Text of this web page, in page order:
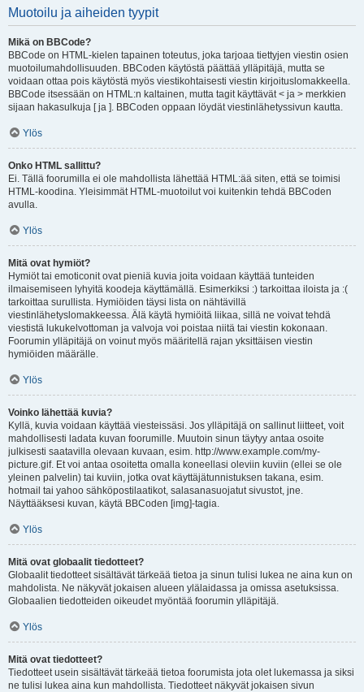
Muotoilu ja aiheiden tyypit
Mikä on BBCode?
BBCode on HTML-kielen tapainen toteutus, joka tarjoaa tiettyjen viestin osien
muotoilumahdollisuuden. BBCoden käytöstä päättää ylläpitäjä, mutta se
voidaan ottaa pois käytöstä myös viestikohtaisesti viestin kirjoituslomakkeella.
BBCode itsessään on HTML:n kaltainen, mutta tagit käyttävät < ja > merkkien
sijaan hakasulkuja [ ja ]. BBCoden oppaan löydät viestinlähetyssivun kautta.
Ylös
Onko HTML sallittu?
Ei. Tällä foorumilla ei ole mahdollista lähettää HTML:ää siten, että se toimisi
HTML-koodina. Yleisimmät HTML-muotoilut voi kuitenkin tehdä BBCoden
avulla.
Ylös
Mitä ovat hymiöt?
Hymiöt tai emoticonit ovat pieniä kuvia joita voidaan käyttää tunteiden
ilmaisemiseen lyhyitä koodeja käyttämällä. Esimerkiksi :) tarkoittaa iloista ja :(
tarkoittaa surullista. Hymiöiden täysi lista on nähtävillä
viestinlähetyslomakkeessa. Älä käytä hymiöitä liikaa, sillä ne voivat tehdä
viestistä lukukelvottoman ja valvoja voi poistaa niitä tai viestin kokonaan.
Foorumin ylläpitäjä on voinut myös määritellä rajan yksittäisen viestin
hymiöiden määrälle.
Ylös
Voinko lähettää kuvia?
Kyllä, kuvia voidaan käyttää viesteissäsi. Jos ylläpitäjä on sallinut liitteet, voit
mahdollisesti ladata kuvan foorumille. Muutoin sinun täytyy antaa osoite
julkisesti saatavilla olevaan kuvaan, esim. http://www.example.com/my-
picture.gif. Et voi antaa osoitetta omalla koneellasi oleviin kuviin (ellei se ole
yleinen palvelin) tai kuviin, jotka ovat käyttäjätunnistuksen takana, esim.
hotmail tai yahoo sähköpostilaatikot, salasanasuojatut sivustot, jne.
Näyttääksesi kuvan, käytä BBCoden [img]-tagia.
Ylös
Mitä ovat globaalit tiedotteet?
Globaalit tiedotteet sisältävät tärkeää tietoa ja sinun tulisi lukea ne aina kun on
mahdolista. Ne näkyvät jokaisen alueen ylälaidassa ja omissa asetuksissa.
Globaalien tiedotteiden oikeudet myöntää foorumin ylläpitäjä.
Ylös
Mitä ovat tiedotteet?
Tiedotteet usein sisältävät tärkeää tietoa foorumista jota olet lukemassa ja siksi
ne tulisi lukea aina kun mahdollista. Tiedotteet näkyvät jokaisen sivun